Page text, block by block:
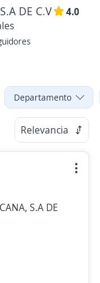
DE C.V
4.0
Departamento
Relevancia
S.A DE